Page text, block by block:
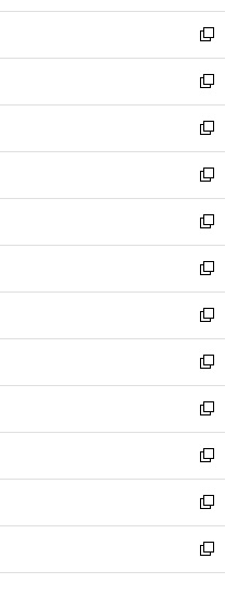
開
く
ウ
で
開
く
ン
ド
ウ
で
開
く
新
し
い
ウ
ィ
ン
ド
ウ
で
開
く
新
し
い
ウ
ィ
ン
ド
ウ
で
開
く
新
し
い
ウ
ィ
ン
ド
ウ
で
開
く
新
し
い
ウ
ィ
ン
ド
ウ
で
開
く
新
し
い
ウ
ィ
ン
ド
ウ
で
開
く
新
し
い
ウ
ィ
ン
ド
ウ
で
開
く
新
し
い
ウ
ィ
ン
ド
ウ
で
開
く
新
し
い
ウ
ィ
ン
ド
ウ
で
開
新
し
い
ウ
ィ
ン
ド
ウ
新
し
い
ウ
ィ
ン
新
し
い
ウ
新
し